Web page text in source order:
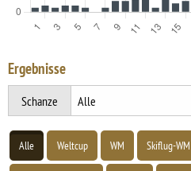
Ergebnisse
Schanze
Alle Weltcup WM Skiflug-WM